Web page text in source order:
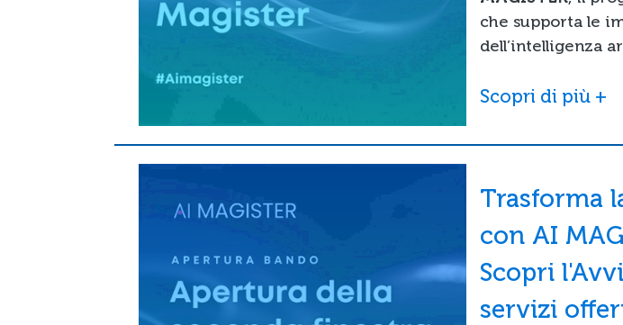
che supporta le
dell’intelligenza
Scopri di più +
Trasforma
con AI
Scopri
servizi